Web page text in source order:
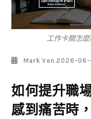
工作卡關怎
Mark Ven 2026-06-
如何提升職
感到痛苦時